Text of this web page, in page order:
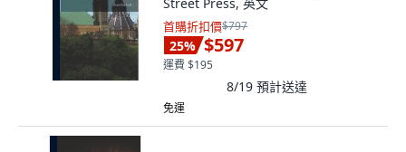
首購折扣價$797
25% $597
運費 $195
8/19 預計送達
免運